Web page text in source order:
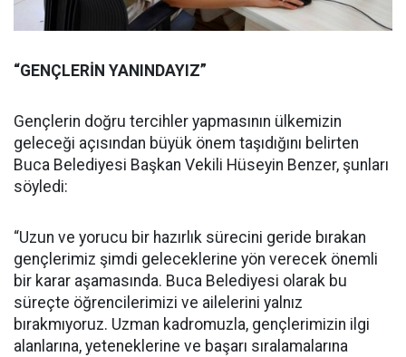
“GENÇLERİN YANINDAYIZ”
Gençlerin doğru tercihler yapmasının ülkemizin
geleceği açısından büyük önem taşıdığını belirten
Buca Belediyesi Başkan Vekili Hüseyin Benzer, şunları
söyledi:
“Uzun ve yorucu bir hazırlık sürecini geride bırakan
gençlerimiz şimdi geleceklerine yön verecek önemli
bir karar aşamasında. Buca Belediyesi olarak bu
süreçte öğrencilerimizi ve ailelerini yalnız
bırakmıyoruz. Uzman kadromuzla, gençlerimizin ilgi
alanlarına, yeteneklerine ve başarı sıralamalarına